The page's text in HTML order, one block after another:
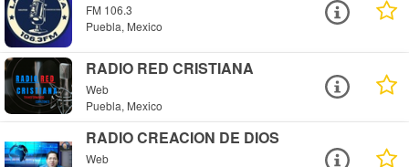
FM 106.3
Puebla, Mexico
RADIO RED CRISTIANA
Web
Puebla, Mexico
RADIO CREACION DE DIOS
Web